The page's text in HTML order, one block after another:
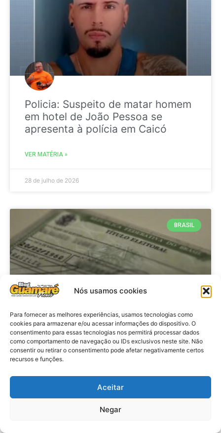
Nós usamos cookies
Para fornecer as melhores experiências, usamos tecnologias como
cookies para armazenar e/ou acessar informações do dispositivo. O
consentimento para essas tecnologias nos permitirá processar dados
como comportamento de navegação ou IDs exclusivos neste site. Não
consentir ou retirar o consentimento pode afetar negativamente certos
recursos e funções.
Aceitar
Negar
Policia: Suspeito de matar homem
em hotel de João Pessoa se
apresenta à polícia em Caicó
VER MATÉRIA »
28 de julho de 2026
BRASIL
Brasil: Policia Federal investiga
753 casos de crimes eleitorais
antes das eleições